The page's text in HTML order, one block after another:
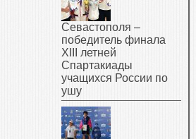
Севастополя –
победитель финала
XIII летней
Спартакиады
учащихся России по
ушу